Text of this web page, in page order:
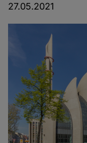
27.05.2021